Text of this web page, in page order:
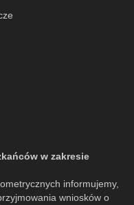
w zakresie
informujemy,
wniosków o